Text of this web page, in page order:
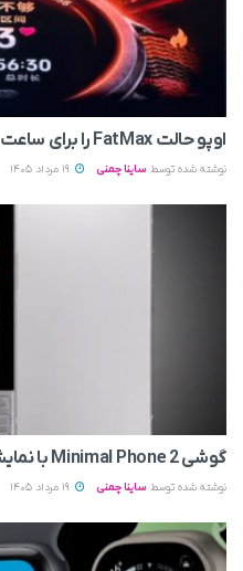
اوپو حالت FatMax را برای ساعت هوشمند معرفی کرد
نوشته شده توسط ساینا چمنی
گوشی Minimal Phone 2 با نمایشگر OLED معرفی شد
نوشته شده توسط ساینا چمنی